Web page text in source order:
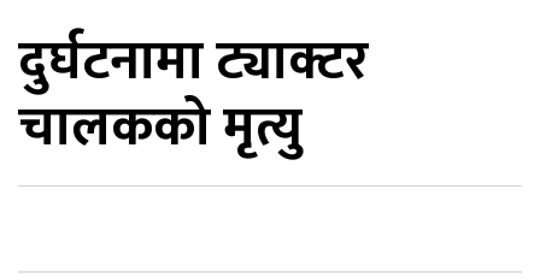
दुर्घटनामा ट्याक्टर
चालकको मृत्यु